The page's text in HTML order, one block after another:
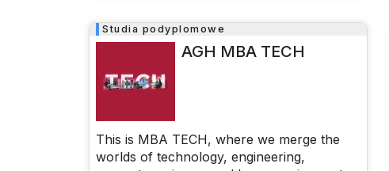
Studia podyplomowe
AGH MBA TECH
This is MBA TECH, where we merge the
worlds of technology, engineering,